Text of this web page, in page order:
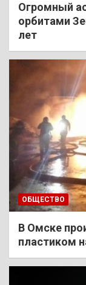
Огромный
орбитами
лет
ОБЩЕСТВО
В Омске
пластиком